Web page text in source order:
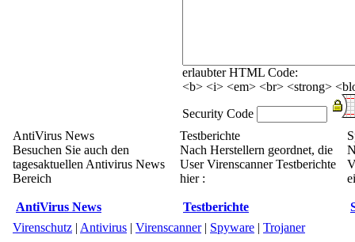
erlaubter HTML Code:
<b> <i> <em> <br> <strong>
Security Code
AntiVirus News
Besuchen Sie auch den
tagesaktuellen Antivirus News
Bereich
AntiVirus News
Testberichte
Nach Herstellern geordnet, die
User Virenscanner Testberichte
hier :
Testberichte
Virenschutz | Antivirus | Virenscanner| Spyware | Trojaner